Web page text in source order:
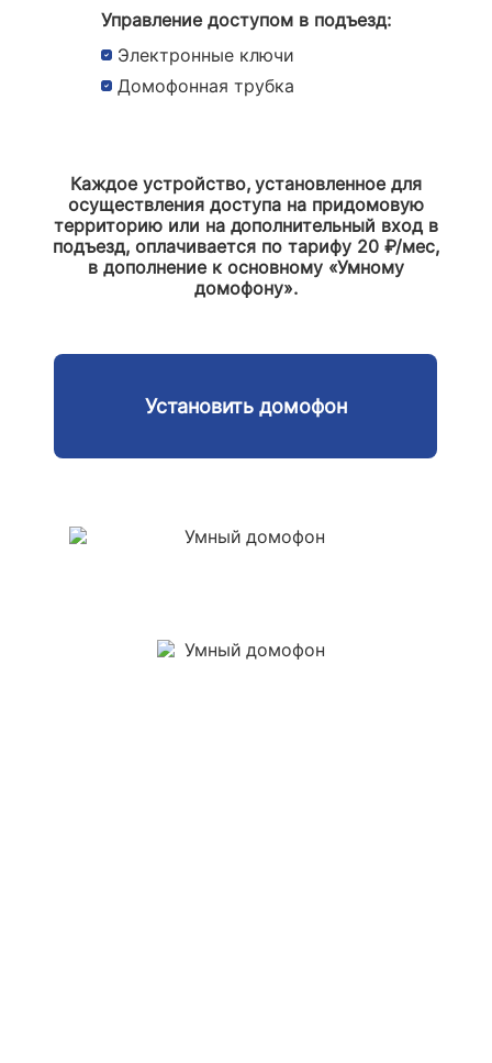
Управление доступом в подъезд:
Электронные ключи
Домофонная трубка
Каждое устройство, установленное для
осуществления доступа на придомовую
территорию или на дополнительный вход в
подъезд, оплачивается по тарифу 20 ₽/мес,
в дополнение к основному «Умному
домофону».
Установить домофон